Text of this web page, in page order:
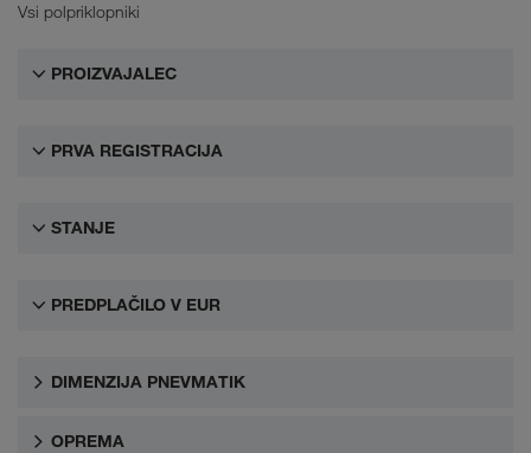
Vsi polpriklopniki
PROIZVAJALEC
PRVA REGISTRACIJA
STANJE
PREDPLAČILO V EUR
DIMENZIJA PNEVMATIK
OPREMA